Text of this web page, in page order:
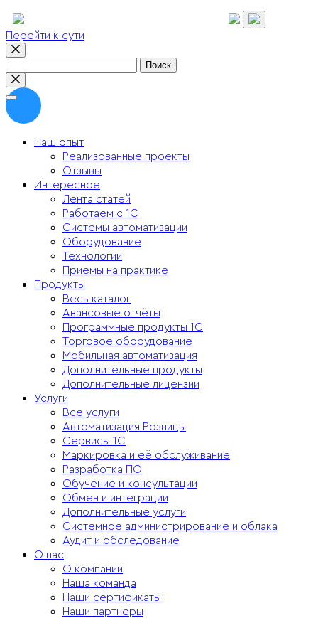
Перейти к сути
Наш опыт
Реализованные проекты
Отзывы
Интересное
Лента статей
Работаем с 1С
Системы автоматизации
Оборудование
Технологии
Приемы на практике
Продукты
Весь каталог
Авансовые отчёты
Программные продукты 1С
Торговое оборудование
Мобильная автоматизация
Дополнительные продукты
Дополнительные лицензии
Услуги
Все услуги
Автоматизация Розницы
Сервисы 1С
Маркировка и её обслуживание
Разработка ПО
Обучение и консультации
Обмен и интеграции
Дополнительные услуги
Системное администрирование и облака
Аудит и обследование
О нас
О компании
Наша команда
Наши сертификаты
Наши партнёры